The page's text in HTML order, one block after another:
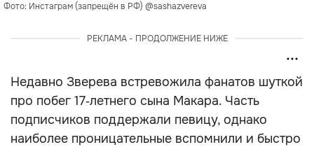
Фото: Инстаграм (запрещён в РФ) @sashazvereva
РЕКЛАМА - ПРОДОЛЖЕНИЕ НИЖЕ
Недавно Зверева встревожила фанатов шуткой
про побег 17‑летнего сына Макара. Часть
подписчиков поддержали певицу, однако
наиболее проницательные вспомнили и быстро